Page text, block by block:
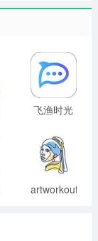
飞渔时光
artworkout